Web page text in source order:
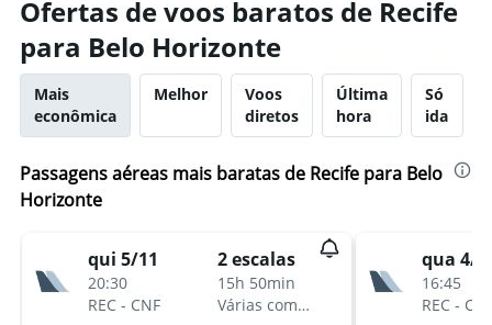
Ofertas de voos baratos de Recife
para Belo Horizonte
Mais
econômica
Melhor
Voos
diretos
Última
hora
Só
ida
Passagens aéreas mais baratas de Recife para Belo
Horizonte
qui 5/11
20:30
REC - CNF
2 escalas
15h 50min
Várias companhias aéreas
qua 4/
16:45
REC -